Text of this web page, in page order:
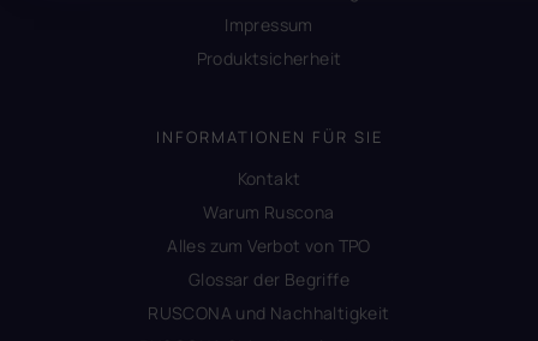
Impressum
Produktsicherheit
INFORMATIONEN FÜR SIE
Kontakt
Warum Ruscona
Alles zum Verbot von TPO
Glossar der Begriffe
RUSCONA und Nachhaltigkeit